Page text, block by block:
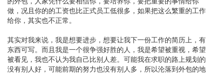
做，况且你的的工资也比正式员工低很多，如果把这么繁重的工作
给你，其实也不正常。
其实对我来说，我是想要进步，想要让我下一份工作的简历上，有
东西可写。而且我是一个很争强好胜的人，我是希望被重视，希望
被看见，我也不认为我自己比别人差。可能我在求职的路上规划的
没有别人好，可能前期的努力也没有别人多，所以沦落到外包的地